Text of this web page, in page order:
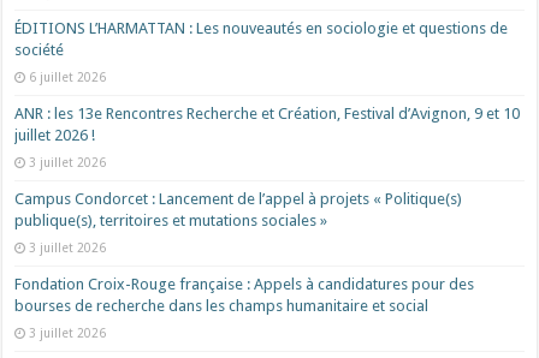
ÉDITIONS L’HARMATTAN : Les nouveautés en sociologie et questions de
société
6 juillet 2026
ANR : les 13e Rencontres Recherche et Création, Festival d’Avignon, 9 et 10
juillet 2026 !
3 juillet 2026
Campus Condorcet : Lancement de l’appel à projets « Politique(s)
publique(s), territoires et mutations sociales »
3 juillet 2026
Fondation Croix-Rouge française : Appels à candidatures pour des
bourses de recherche dans les champs humanitaire et social
3 juillet 2026